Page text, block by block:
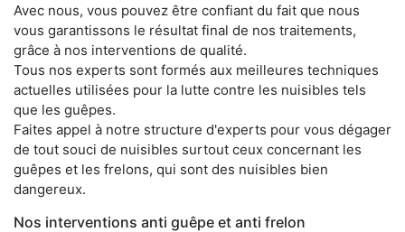
Avec nous, vous pouvez être confiant du fait que nous
vous garantissons le résultat final de nos traitements,
grâce à nos interventions de qualité.
Tous nos experts sont formés aux meilleures techniques
actuelles utilisées pour la lutte contre les nuisibles tels
que les guêpes.
Faites appel à notre structure d'experts pour vous dégager
de tout souci de nuisibles surtout ceux concernant les
guêpes et les frelons, qui sont des nuisibles bien
dangereux.
Nos interventions anti guêpe et anti frelon